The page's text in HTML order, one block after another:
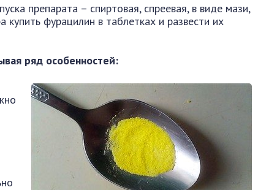
препарата – спиртовая, спреевая, в виде мази,
купить фурацилин в таблетках и развести их
ряд особенностей: